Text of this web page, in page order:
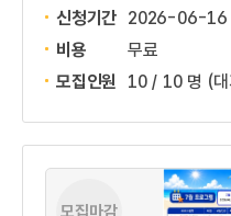
신청기간 2026-06-16
비용
무료
모집인원
10 / 10 명 (
모집마감